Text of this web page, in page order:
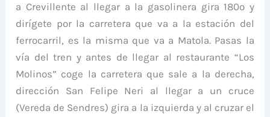
a Crevillente al llegar a la gasolinera gira 180º y
dirígete por la carretera que va a la estación del
ferrocarril, es la misma que va a Matola. Pasas la
vía del tren y antes de llegar al restaurante “Los
Molinos” coge la carretera que sale a la derecha,
dirección San Felipe Neri al llegar a un cruce
(Vereda de Sendres) gira a la izquierda y al cruzar el